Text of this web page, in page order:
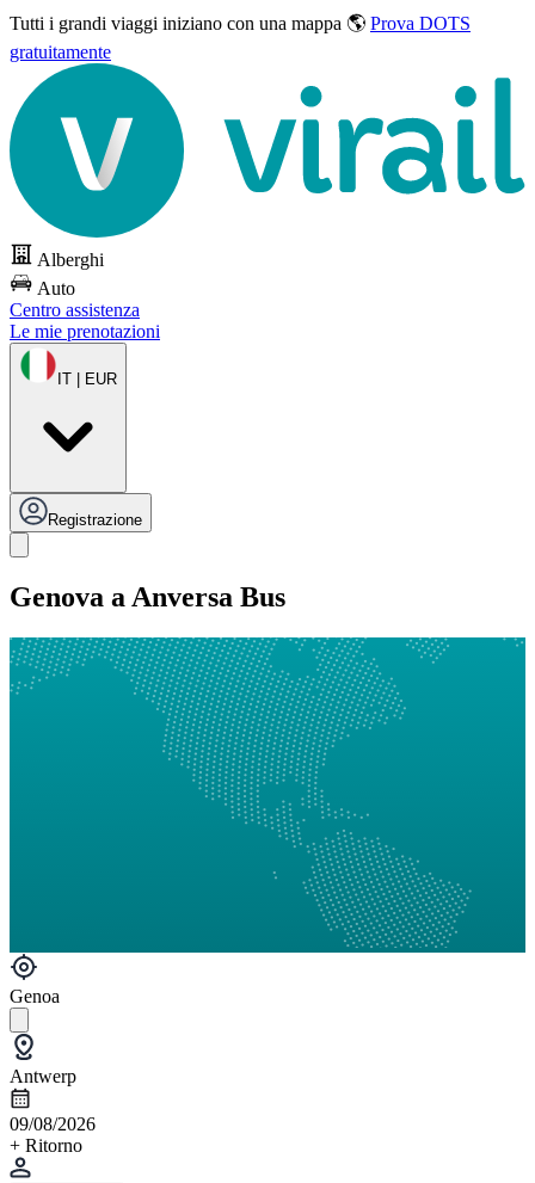
Tutti i grandi viaggi iniziano con una mappa 🌎 Prova DOTS
gratuitamente
Alberghi
Auto
Centro assistenza
Le mie prenotazioni
IT | EUR
Registrazione
Genova a Anversa Bus
Genoa
Antwerp
09/08/2026
+ Ritorno